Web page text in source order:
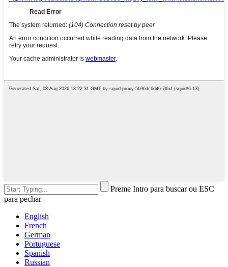
Preme Intro para buscar ou ESC
para pechar
English
French
German
Portuguese
Spanish
Russian